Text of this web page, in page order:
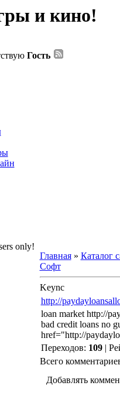
и кино!
Гость
only!
Главная» Каталог
Софт
Keync
http://
loan market http://
bad credit loans no
href="http://
Переходов: 109|
Всего
Добавлять